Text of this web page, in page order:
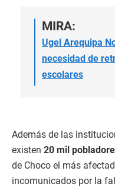
MIRA:
Ugel Arequipa
necesidad de
escolares
Además de las
existen 20 mil
de Choco el más
incomunicados por la